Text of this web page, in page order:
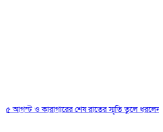
৫ আগস্ট ও কারাগারের শেষ রাতের স্মৃতি তুলে ধরলেন